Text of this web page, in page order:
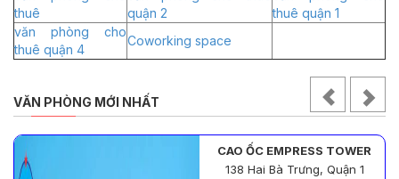
thuê
quận 2
thuê quận 1
văn phòng cho
thuê quận 4
Coworking space
VĂN PHÒNG MỚI NHẤT
CAO ỐC EMPRESS TOWER
138 Hai Bà Trưng, Quận 1